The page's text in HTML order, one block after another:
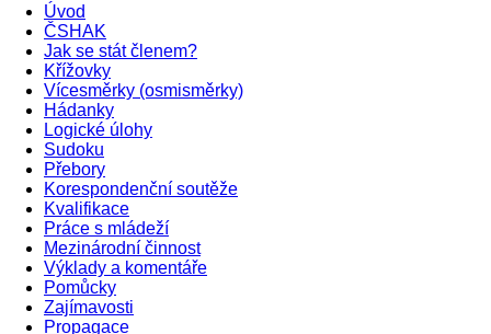
Úvod
ČSHAK
Jak se stát členem?
Křížovky
Vícesměrky (osmisměrky)
Hádanky
Logické úlohy
Sudoku
Přebory
Korespondenční soutěže
Kvalifikace
Práce s mládeží
Mezinárodní činnost
Výklady a komentáře
Pomůcky
Zajímavosti
Propagace